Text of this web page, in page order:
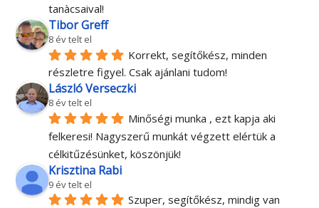
tanàcsaival!
Tibor Greff
8 év telt el
Korrekt, segítőkész, minden
részletre figyel. Csak ajánlani tudom!
László Verseczki
8 év telt el
Minőségi munka , ezt kapja aki
felkeresi! Nagyszerű munkát végzett elértük a
célkitűzésünket, köszönjük!
Krisztina Rabi
9 év telt el
Szuper, segítőkész, mindig van